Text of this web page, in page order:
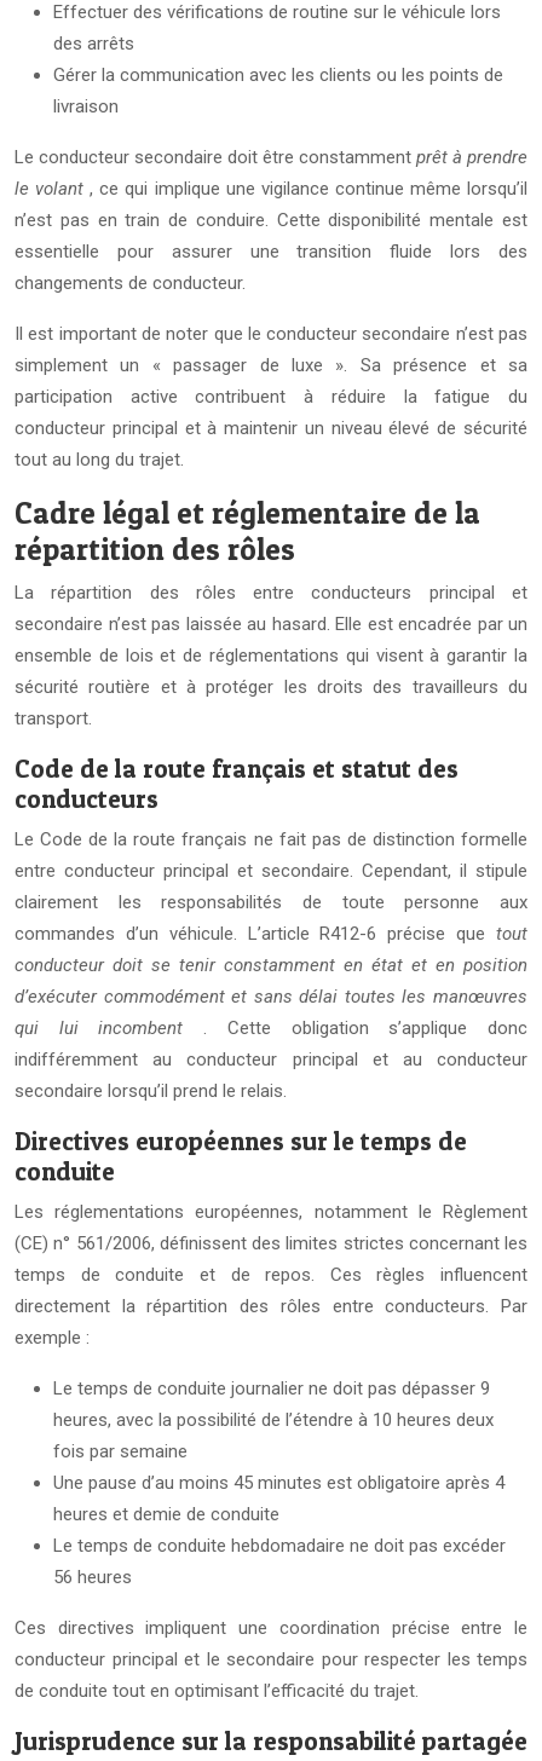
Effectuer des vérifications de routine sur le véhicule lors
des arrêts
Gérer la communication avec les clients ou les points de
livraison
Le conducteur secondaire doit être constamment prêt à prendre
le volant, ce qui implique une vigilance continue même lorsqu’il
n’est pas en train de conduire. Cette disponibilité mentale est
essentielle pour assurer une transition fluide lors des
changements de conducteur.
Il est important de noter que le conducteur secondaire n’est pas
simplement un « passager de luxe ». Sa présence et sa
participation active contribuent à réduire la fatigue du
conducteur principal et à maintenir un niveau élevé de sécurité
tout au long du trajet.
Cadre légal et réglementaire de la
répartition des rôles
La répartition des rôles entre conducteurs principal et
secondaire n’est pas laissée au hasard. Elle est encadrée par un
ensemble de lois et de réglementations qui visent à garantir la
sécurité routière et à protéger les droits des travailleurs du
transport.
Code de la route français et statut des
conducteurs
Le Code de la route français ne fait pas de distinction formelle
entre conducteur principal et secondaire. Cependant, il stipule
clairement les responsabilités de toute personne aux
commandes d’un véhicule. L’article R412-6 précise que tout
conducteur doit se tenir constamment en état et en position
d’exécuter commodément et sans délai toutes les manœuvres
qui lui incombent . Cette obligation s’applique donc
indifféremment au conducteur principal et au conducteur
secondaire lorsqu’il prend le relais.
Directives européennes sur le temps de
conduite
Les réglementations européennes, notamment le Règlement
(CE) n° 561/2006, définissent des limites strictes concernant les
temps de conduite et de repos. Ces règles influencent
directement la répartition des rôles entre conducteurs. Par
exemple :
Le temps de conduite journalier ne doit pas dépasser 9
heures, avec la possibilité de l’étendre à 10 heures deux
fois par semaine
Une pause d’au moins 45 minutes est obligatoire après 4
heures et demie de conduite
Le temps de conduite hebdomadaire ne doit pas excéder
56 heures
Ces directives impliquent une coordination précise entre le
conducteur principal et le secondaire pour respecter les temps
de conduite tout en optimisant l’efficacité du trajet.
Jurisprudence sur la responsabilité partagée